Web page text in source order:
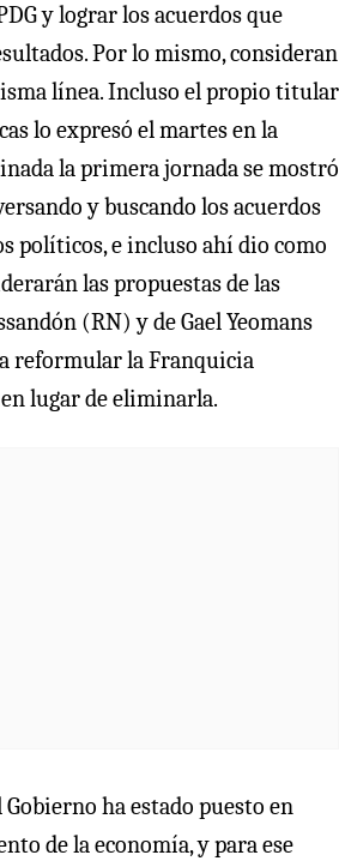
y lograr los acuerdos que
Por lo mismo, consideran
línea. Incluso el propio titular
lo expresó el martes en la
la primera jornada se mostró
y buscando los acuerdos
políticos, e incluso ahí dio como
las propuestas de las
(RN) y de Gael Yeomans
reformular la Franquicia
lugar de eliminarla.
ha estado puesto en
de la economía, y para ese